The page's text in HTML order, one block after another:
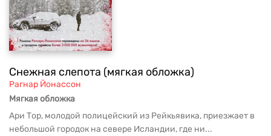
Снежная слепота (мягкая обложка)
Рагнар Йонассон
Мягкая обложка
Ари Тор, молодой полицейский из Рейкьявика, приезжает в
небольшой городок на севере Исландии, где ни...